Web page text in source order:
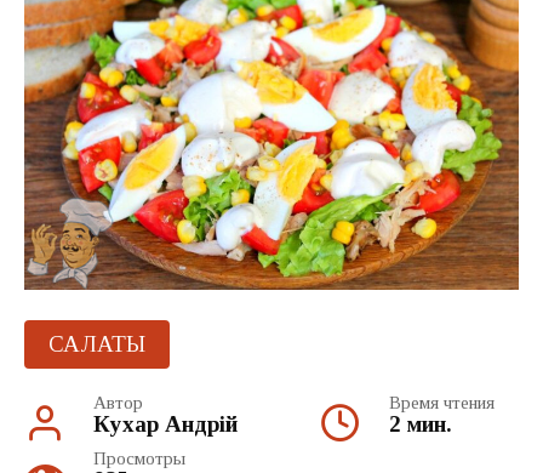
САЛАТЫ
Автор
Кухар Андрій
Время чтения
2 мин.
Просмотры